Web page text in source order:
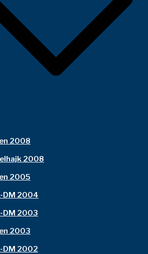
2008
2008
2005
DM 2004
DM 2003
2003
DM 2002